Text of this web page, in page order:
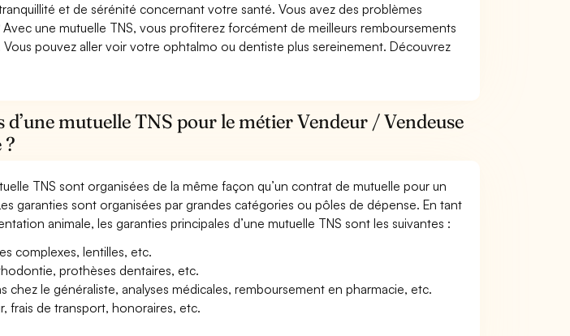
et de sérénité concernant votre santé. Vous avez des problèmes
Avec une mutuelle TNS, vous profiterez forcément de meilleurs remboursements
pouvez aller voir votre ophtalmo ou dentiste plus sereinement. Découvrez
mutuelle TNS pour le métier Vendeur / Vendeuse
TNS sont organisées de la même façon qu’un contrat de mutuelle pour un
garanties sont organisées par grandes catégories ou pôles de dépense. En tant
animale, les garanties principales d’une mutuelle TNS sont les suivantes :
complexes, lentilles, etc.
prothèses dentaires, etc.
chez le généraliste, analyses médicales, remboursement en pharmacie, etc.
frais de transport, honoraires, etc.